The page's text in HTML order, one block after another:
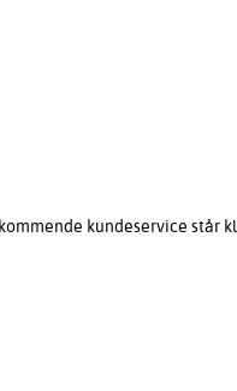
kundeservice står